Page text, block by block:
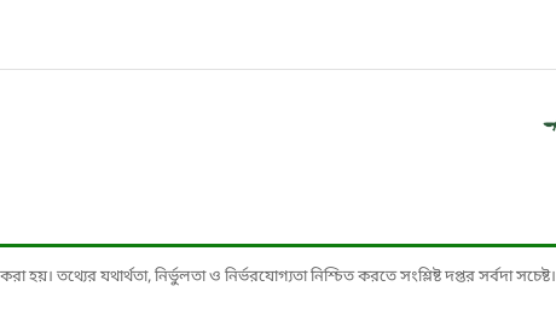
তথ্যের যথার্থতা, নির্ভুলতা ও নির্ভরযোগ্যতা নিশ্চিত করতে সংশ্লিষ্ট দপ্তর সর্বদা সচেষ্ট।